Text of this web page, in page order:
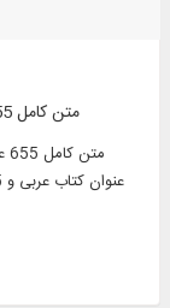
متن کامل 655 عنوان کتاب در 1833 جلد به زبان عربی و فارسی